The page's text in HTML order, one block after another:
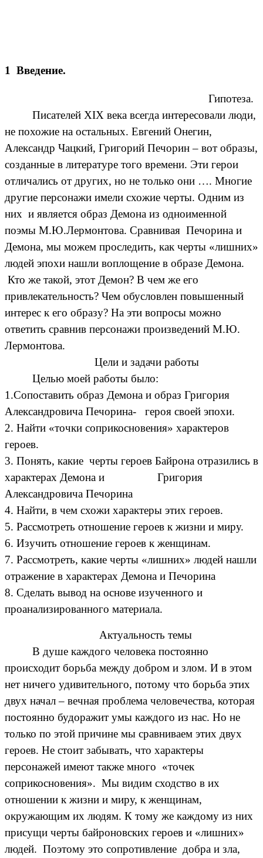
1 Введение.
Гипотеза.
Писателей XIX века всегда интересовали люди,
не похожие на остальных. Евгений Онегин,
Александр Чацкий, Григорий Печорин – вот образы,
созданные в литературе того времени. Эти герои
отличались от других, но не только они …. Многие
другие персонажи имели схожие черты. Одним из
них и является образ Демона из одноименной
поэмы М.Ю.Лермонтова. Сравнивая Печорина и
Демона, мы можем проследить, как черты «лишних»
людей эпохи нашли воплощение в образе Демона.
Кто же такой, этот Демон? В чем же его
привлекательность? Чем обусловлен повышенный
интерес к его образу? На эти вопросы можно
ответить сравнив персонажи произведений М.Ю.
Лермонтова.
Цели и задачи работы
Целью моей работы было:
1.Сопоставить образ Демона и образ Григория
Александровича Печорина- героя своей эпохи.
2. Найти «точки соприкосновения» характеров
героев.
3. Понять, какие черты героев Байрона отразились в
характерах Демона и Григория
Александровича Печорина
4. Найти, в чем схожи характеры этих героев.
5. Рассмотреть отношение героев к жизни и миру.
6. Изучить отношение героев к женщинам.
7. Рассмотреть, какие черты «лишних» людей нашли
отражение в характерах Демона и Печорина
8. Сделать вывод на основе изученного и
проанализированного материала.
Актуальность темы
В душе каждого человека постоянно
происходит борьба между добром и злом. И в этом
нет ничего удивительного, потому что борьба этих
двух начал – вечная проблема человечества, которая
постоянно будоражит умы каждого из нас. Но не
только по этой причине мы сравниваем этих двух
героев. Не стоит забывать, что характеры
персонажей имеют также много «точек
соприкосновения». Мы видим сходство в их
отношении к жизни и миру, к женщинам,
окружающим их людям. К тому же каждому из них
присущи черты байроновских героев и «лишних»
людей. Поэтому это сопротивление добра и зла,